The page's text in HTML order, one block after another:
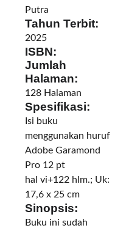
Putra
Tahun Terbit:
2025
ISBN:
Jumlah
Halaman:
128 Halaman
Spesifikasi:
Isi buku
menggunakan huruf
Adobe Garamond
Pro 12 pt
hal vi+122 hlm.; Uk:
17,6 x 25 cm
Sinopsis:
Buku ini sudah